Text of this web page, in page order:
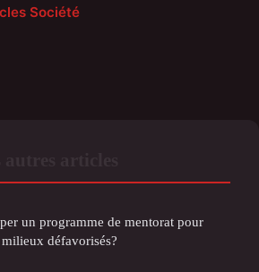
Société
un programme de mentorat pour
défavorisés?